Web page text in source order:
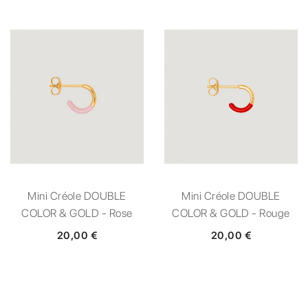
Mini Créole DOUBLE
COLOR & GOLD - Rose
20,00 €
Mini Créole DOUBLE
COLOR & GOLD - Rouge
20,00 €